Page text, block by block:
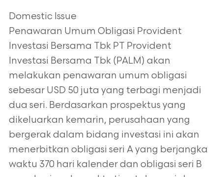
Domestic Issue
Penawaran Umum Obligasi Provident
Investasi Bersama Tbk PT Provident
Investasi Bersama Tbk (PALM) akan
melakukan penawaran umum obligasi
sebesar USD 50 juta yang terbagi menjadi
dua seri. Berdasarkan prospektus yang
dikeluarkan kemarin, perusahaan yang
bergerak dalam bidang investasi ini akan
menerbitkan obligasi seri A yang berjangka
waktu 370 hari kalender dan obligasi seri B